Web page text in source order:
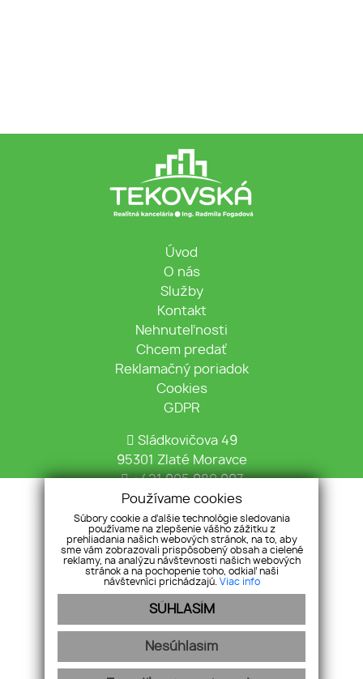
Úvod
O nás
Služby
Kontakt
Nehnuteľnosti
Chcem predať
Reklamačný poriadok
Cookies
GDPR
Sládkovičova 49
95301 Zlaté Moravce
+421 905 980 997
info@tekovska.sk
Pridajte si nás
Používame cookies
Súbory cookie a ďalšie technológie sledovania
používame na zlepšenie vášho zážitku z
prehliadania našich webových stránok, na to, aby
sme vám zobrazovali prispôsobený obsah a cielené
reklamy, na analýzu návštevnosti našich webových
stránok a na pochopenie toho, odkiaľ naši
návštevníci prichádzajú. Viac info
SÚHLASÍM
Nesúhlasím